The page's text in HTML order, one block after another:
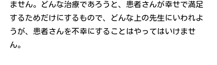
ません。どんな治療であろうと、患者さんが幸せで満足
するためだけにするもので、どんな上の先生にいわれよ
うが、患者さんを不幸にすることはやってはいけませ
ん。